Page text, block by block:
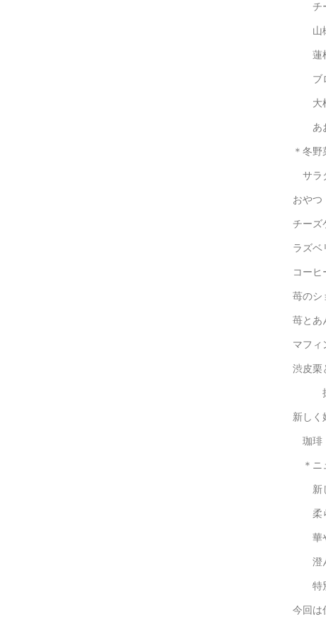
チー
山椒
蓮根
ブロ
大根
あお
＊冬
サラ
おやつ
チーズ
ラズベ
コーヒ
苺のシ
苺とあ
マフィ
渋皮栗
抹茶
新しく
珈琲
＊ニ
新し
柔ら
華
澄ん
特別
今回は